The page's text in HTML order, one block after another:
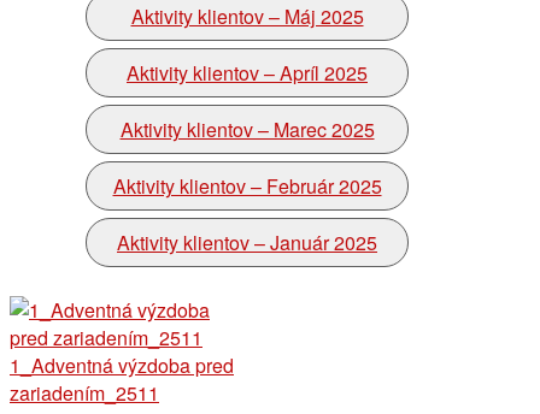
Aktivity klientov – Máj 2025
Aktivity klientov – Apríl 2025
Aktivity klientov – Marec 2025
Aktivity klientov – Február 2025
Aktivity klientov – Január 2025
1_Adventná výzdoba pred
zariadením_2511